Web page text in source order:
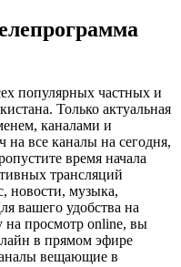
популярных частных и
Только актуальная
каналами и
на все каналы на сегодня,
время начала
трансляций
новости, музыка,
вашего удобства на
на просмотр online, вы
в прямом эфире
вещающие в